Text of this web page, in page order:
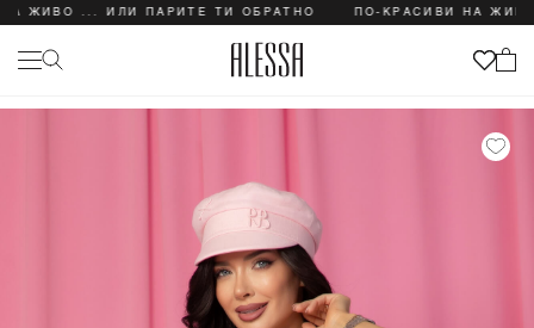
... ИЛИ ПАРИТЕ ТИ ОБРАТНО ПО-КРАСИВИ НА ЖИВО ...